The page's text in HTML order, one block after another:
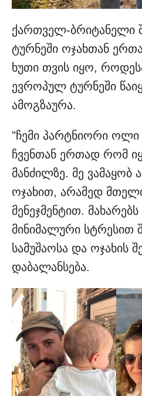
ქართველ-ბრიტანელი
ტურნეში ოჯახთან
ხუთი თვის იყო,
ევროპულ ტურნეში
ამოგზაურა.
"ჩემი პარტნიორი ოლი
ჩვენთან ერთად რომ
მანძილზე. მე
ოჯახით, არამედ
მენეჯმენტით.
მინიმალური სტრესით
სამუშაოსა და ოჯახის
დაბალანსება.